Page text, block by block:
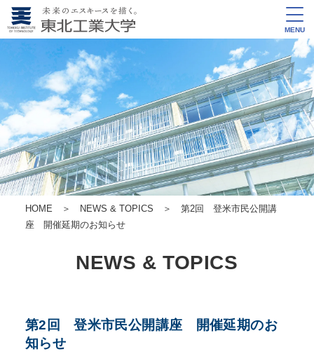
MENU
HOME ＞ NEWS & TOPICS ＞ 第2回 登米市民公開講
座 開催延期のお知らせ
NEWS & TOPICS
第2回 登米市民公開講座 開催延期のお
知らせ